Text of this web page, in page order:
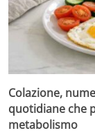
Colazione,
quotidiane che
metabolismo